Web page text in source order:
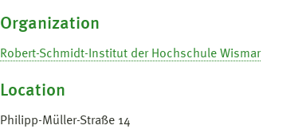
Organization
Robert-Schmidt-Institut der Hochschule Wismar
Location
Philipp-Müller-Straße 14